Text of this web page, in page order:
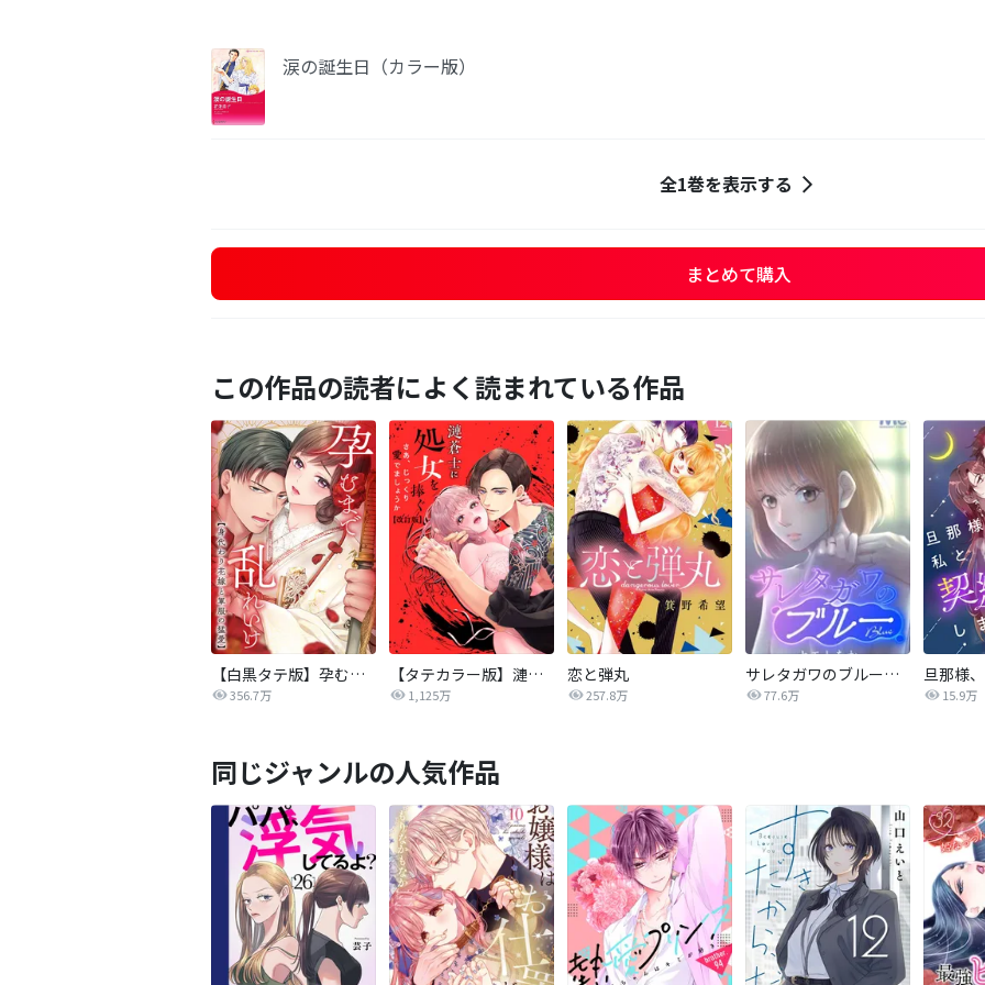
涙の誕生日（カラー版）
全1巻を表示する
まとめて購入
この作品の読者によく読まれている作品
【白黒タテ版】孕むまで乱れいけ～身代わり花嫁と軍服の猛愛
356.7万
【タテカラー版】漣蒼士に処女を捧ぐ～さあ、じっくり愛でましょうか
1,125万
恋と弾丸
257.8万
サレタガワのブルー【タテヨミ】
77.6万 15.9万
同じジャンルの人気作品